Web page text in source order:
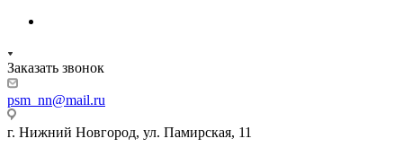
Заказать звонок
psm_nn@mail.ru
г. Нижний Новгород, ул. Памирская, 11